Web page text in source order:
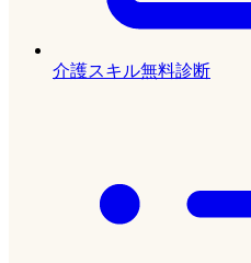
介護スキル無料診断